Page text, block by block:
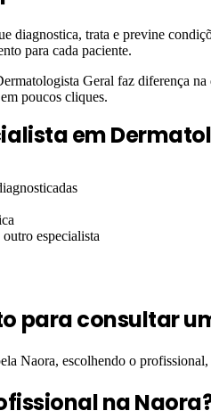
diagnostica, trata e previne
para cada paciente.
Geral faz diferença
poucos cliques.
em
especialista
para consultar
Naora, escolhendo o
na